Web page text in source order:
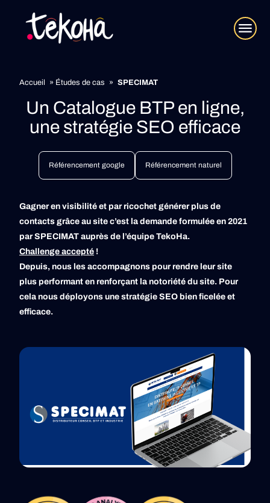
Accueil » Études de cas » SPECIMAT
Un Catalogue BTP en ligne,
une stratégie SEO efficace
Référencement google Référencement naturel
Gagner en visibilité et par ricochet générer plus de
contacts grâce au site c’est la demande formulée en 2021
par SPECIMAT auprès de l’équipe TekoHa.
Challenge accepté !
Depuis, nous les accompagnons pour rendre leur site
plus performant en renforçant la notoriété du site. Pour
cela nous déployons une stratégie SEO bien ficelée et
efficace.